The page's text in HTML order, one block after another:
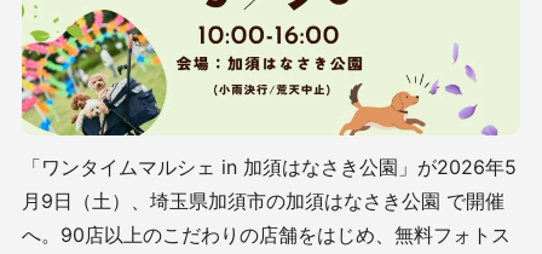
「ワンタイムマルシェ in 加須はなさき公園」が2026年5
月9日（土）、埼玉県加須市の加須はなさき公園 で開催
へ。90店以上のこだわりの店舗をはじめ、無料フォトス